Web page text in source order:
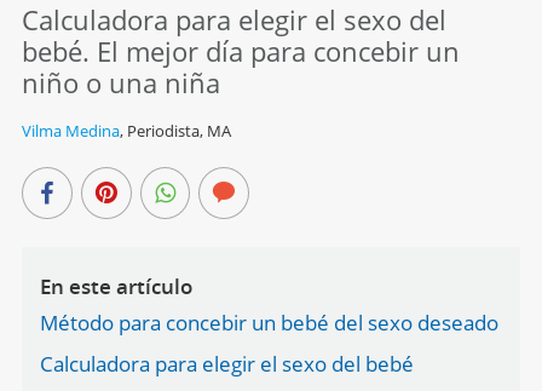
Calculadora para elegir el sexo del
bebé. El mejor día para concebir un
niño o una niña
Vilma Medina, Periodista, MA
En este artículo
Método para concebir un bebé del sexo deseado
Calculadora para elegir el sexo del bebé